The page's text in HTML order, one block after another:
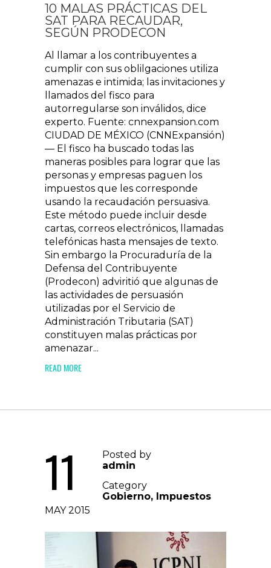
10 MALAS PRÁCTICAS DEL
SAT PARA RECAUDAR,
SEGÚN PRODECON
Al llamar a los contribuyentes a
cumplir con sus oblilgaciones utiliza
amenazas e intimida; las invitaciones y
llamados del fisco para
autorregularse son inválidos, dice
experto. Fuente: cnnexpansion.com
CIUDAD DE MÉXICO (CNNExpansión)
— El fisco ha buscado todas las
maneras posibles para lograr que las
personas y empresas paguen los
impuestos que les corresponde
usando la recaudación persuasiva.
Este método puede incluir desde
cartas, correos electrónicos, llamadas
telefónicas hasta mensajes de texto.
Sin embargo la Procuraduría de la
Defensa del Contribuyente
(Prodecon) adviritió que algunas de
las actividades de persuasión
utilizadas por el Servicio de
Administración Tributaria (SAT)
constituyen malas prácticas por
amenazar...
READ MORE
11
MAY 2015
Posted by
admin
Category
Gobierno, Impuestos